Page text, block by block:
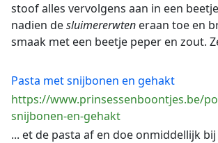
stoof alles vervolgens aan in een
nadien desluimererwten eraan toe en
smaak met een beetje peper en zout.
Pasta met snijbonen en gehakt
https://www.prinsessenboontjes.be/
snijbonen-en-gehakt
... et de pasta af en doe onmiddellijk